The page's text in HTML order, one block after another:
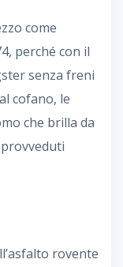
come
perché con il
senza freni
cofano, le
che brilla da
rovente